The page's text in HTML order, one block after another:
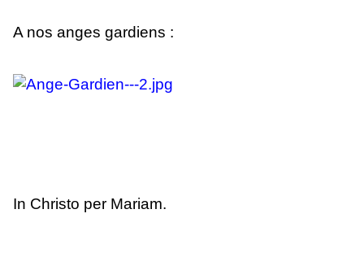
A nos anges gardiens :
In Christo per Mariam.